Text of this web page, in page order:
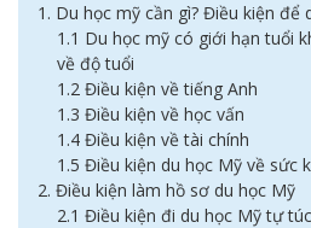
1. Du học mỹ cần gì? Điều kiện để
1.1 Du học mỹ có giới hạn tuổi
về độ tuổi
1.2 Điều kiện về tiếng Anh
1.3 Điều kiện về học vấn
1.4 Điều kiện về tài chính
1.5 Điều kiện du học Mỹ về sức
2. Điều kiện làm hồ sơ du học Mỹ
2.1 Điều kiện đi du học Mỹ tự